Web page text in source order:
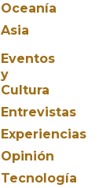
Oceanía
Asia
Eventos
y
Cultura
Entrevistas
Experiencias
Opinión
Tecnología